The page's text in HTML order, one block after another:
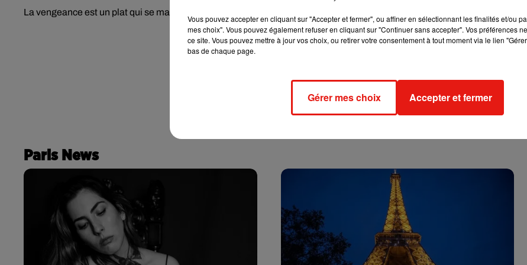
La vengeance est un plat qui se mange froid....voir même glacée!
Paris News
Vous pouvez accepter en cliquant sur "Accepter et fermer", ou affiner en sélectionnant les finalités et/ou
mes choix". Vous pouvez également refuser en cliquant sur "Continuer sans accepter". Vos préférences
ce site. Vous pouvez mettre à jour vos choix, ou retirer votre consentement à tout moment via le lien
bas de chaque page.
Gérer mes choix Accepter et fermer